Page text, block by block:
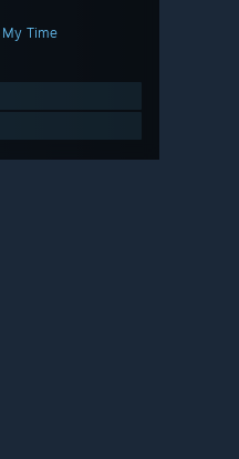
My Time